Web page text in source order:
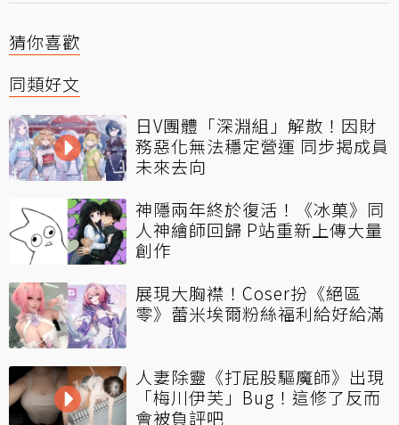
猜你喜歡
同類好文
日V團體「深淵組」解散！因財
務惡化無法穩定營運 同步揭成員
未來去向
神隱兩年終於復活！《冰菓》同
人神繪師回歸 P站重新上傳大量
創作
展現大胸襟！Coser扮《絕區
零》蕾米埃爾粉絲福利給好給滿
人妻除靈《打屁股驅魔師》出現
「梅川伊芙」Bug！這修了反而
會被負評吧